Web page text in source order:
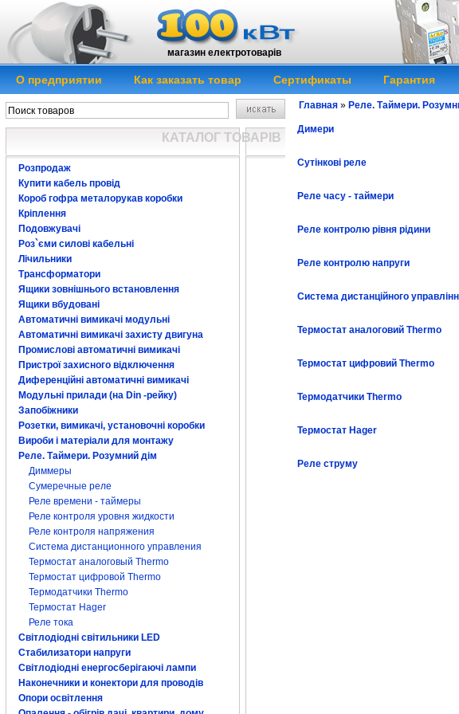
магазин електротоварів
О предприятии Как заказать товар Сертификаты Гарантия
КАТАЛОГ ТОВАРІВ
Розпродаж
Купити кабель провід
Короб гофра металорукав коробки
Кріплення
Подовжувачі
Роз`єми силові кабельні
Лічильники
Трансформатори
Ящики зовнішнього встановлення
Ящики вбудовані
Автоматичні вимикачі модульні
Автоматичні вимикачі захисту двигуна
Промислові автоматичні вимикачі
Пристрої захисного відключення
Диференційні автоматичні вимикачі
Модульні прилади (на Din -рейку)
Запобіжники
Розетки, вимикачі, установочні коробки
Вироби і матеріали для монтажу
Реле. Таймери. Розумний дім
Диммеры
Сумеречные реле
Реле времени - таймеры
Реле контроля уровня жидкости
Реле контроля напряжения
Система дистанционного управления
Термостат аналоговый Thermo
Термостат цифровой Thermo
Термодатчики Thermo
Термостат Hager
Реле тока
Світлодіодні світильники LED
Стабилизатори напруги
Світлодіодні енергосберігаючі лампи
Наконечники и конектори для проводів
Опори освітлення
Главная » Реле. Таймери.
Димери
Сутінкові реле
Реле часу - таймери
Реле контролю рівня рідини
Реле контролю напруги
Система дистанційного
Термостат аналоговий Thermo
Термостат цифровий Thermo
Термодатчики Thermo
Термостат Hager
Реле струму